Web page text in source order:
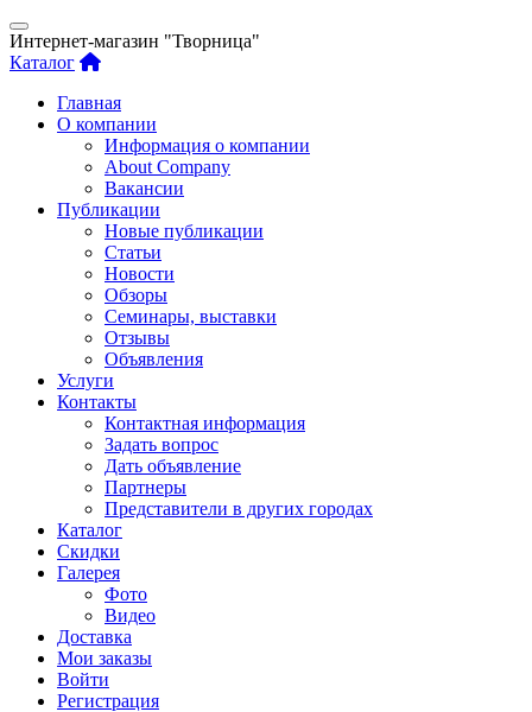
Интернет-магазин "Творница"
Каталог
Главная
О компании
Информация о компании
About Company
Вакансии
Публикации
Новые публикации
Статьи
Новости
Обзоры
Семинары, выставки
Отзывы
Объявления
Услуги
Контакты
Контактная информация
Задать вопрос
Дать объявление
Партнеры
Представители в других городах
Каталог
Скидки
Галерея
Фото
Видео
Доставка
Мои заказы
Войти
Регистрация